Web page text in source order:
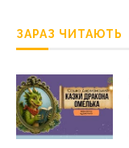
ЗАРАЗ ЧИТАЮТЬ